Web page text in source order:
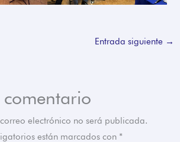
Entrada siguiente →
electrónico no será publicada.
están marcados con *